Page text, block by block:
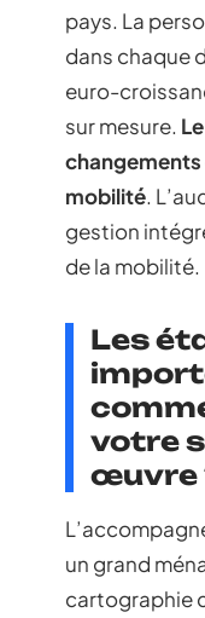
pays. La
dans chaque
euro-
sur mesure.
changements
mobilité.
gestion
de la mobilité.
Les
votre
œuvre
un grand
cartographie